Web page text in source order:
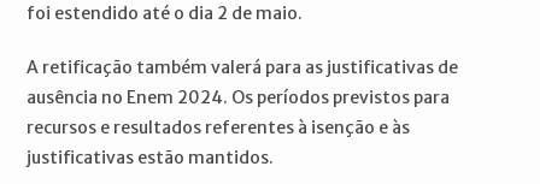
foi estendido até o dia 2 de maio.
A retificação também valerá para as justificativas de
ausência no Enem 2024. Os períodos previstos para
recursos e resultados referentes à isenção e às
justificativas estão mantidos.